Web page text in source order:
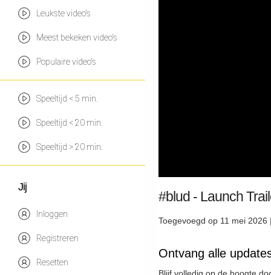
Leukste video's
Meest bekeken video's
Populaire video's
Speeltijd < 5 min.
Speeltijd < 20 min.
Speeltijd > 20 min.
Jij
Inloggen
Registreren
Resetten
#blud - Launch
Toegevoegd op 11 mei
Ontvang alle
Blijf volledig op de hoogte